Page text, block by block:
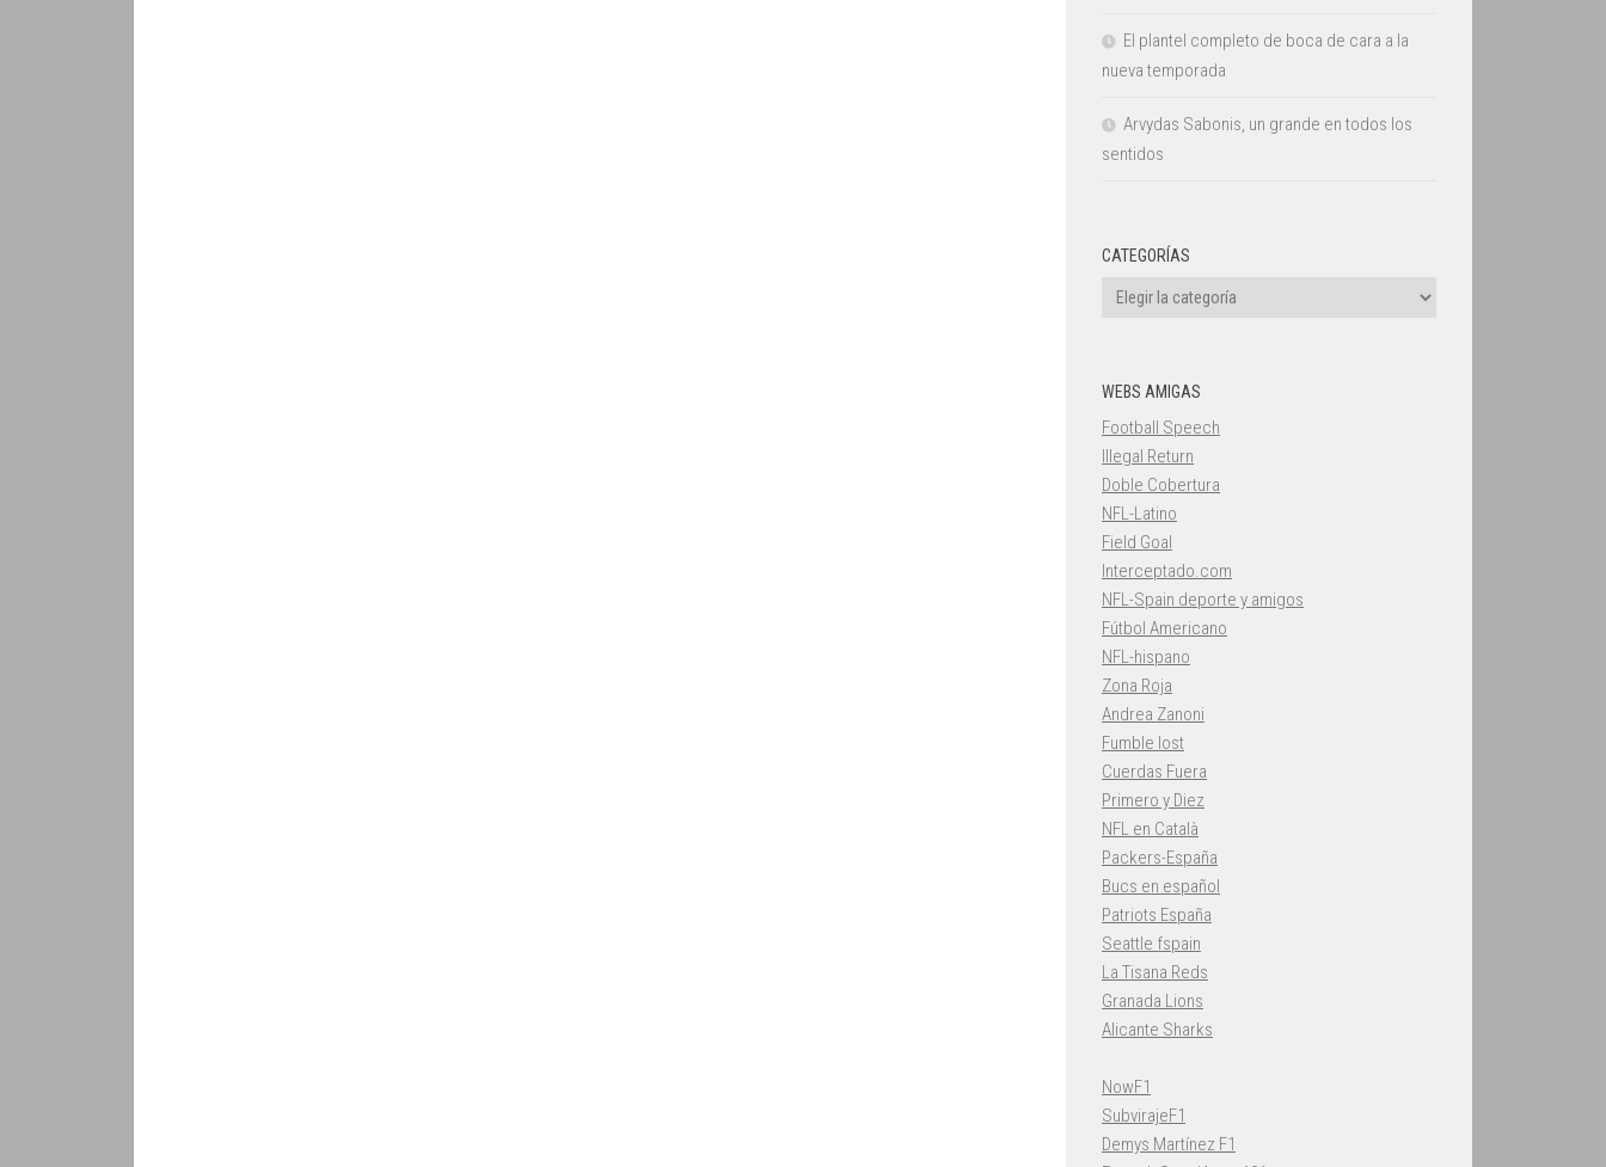
El plantel completo de boca de cara a la
nueva temporada
Arvydas Sabonis, un grande en todos los
sentidos
CATEGORÍAS
Categorías
WEBS AMIGAS
Football Speech
Illegal Return
Doble Cobertura
NFL-Latino
Field Goal
Interceptado.com
NFL-Spain deporte y amigos
Fútbol Americano
NFL-hispano
Zona Roja
Andrea Zanoni
Fumble lost
Cuerdas Fuera
Primero y Diez
NFL en Català
Packers-España
Bucs en español
Patriots España
Seattle fspain
La Tisana Reds
Granada Lions
Alicante Sharks
NowF1
SubvirajeF1
Demys Martínez F1